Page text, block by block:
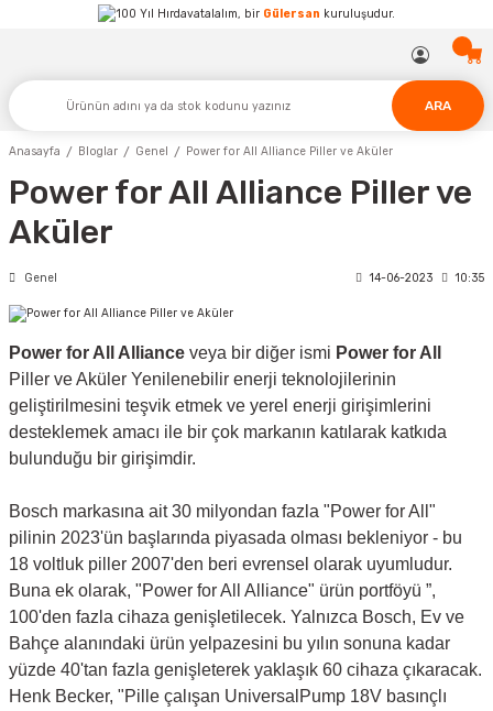
Hırdavatalalım, bir Gülersan kuruluşudur.
ARA
Anasayfa Bloglar Genel Power for All Alliance Piller ve Aküler
Power for All Alliance Piller ve
Aküler
Genel 14-06-2023 10:35
Power for All Alliance veya bir diğer ismi Power for All
Piller ve Aküler Yenilenebilir enerji teknolojilerinin
geliştirilmesini teşvik etmek ve yerel enerji girişimlerini
desteklemek amacı ile bir çok markanın katılarak katkıda
bulunduğu bir girişimdir.
Bosch markasına ait 30 milyondan fazla "Power for All"
pilinin 2023'ün başlarında piyasada olması bekleniyor - bu
18 voltluk piller 2007'den beri evrensel olarak uyumludur.
Buna ek olarak, "Power for All Alliance" ürün portföyü ”,
100'den fazla cihaza genişletilecek. Yalnızca Bosch, Ev ve
Bahçe alanındaki ürün yelpazesini bu yılın sonuna kadar
yüzde 40'tan fazla genişleterek yaklaşık 60 cihaza çıkaracak.
Henk Becker, "Pille çalışan UniversalPump 18V basınçlı